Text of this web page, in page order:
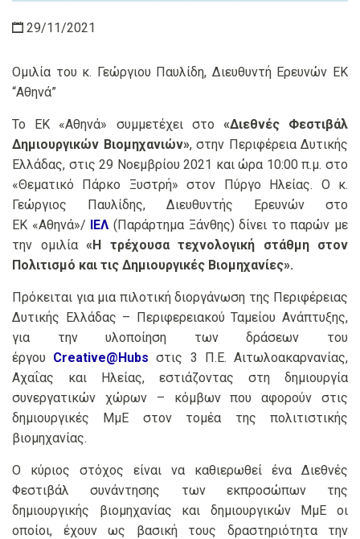
29/11/2021
Ομιλία του κ. Γεώργιου Παυλίδη, Διευθυντή Ερευνών ΕΚ
“Αθηνά”
Το ΕΚ «Αθηνά» συμμετέχει στο «Διεθνές Φεστιβάλ
Δημιουργικών Βιομηχανιών», στην Περιφέρεια Δυτικής
Ελλάδας, στις 29 Νοεμβρίου 2021 και ώρα 10:00 π.μ. στο
«Θεματικό Πάρκο Ξυστρή» στον Πύργο Ηλείας. Ο κ.
Γεώργιος Παυλίδης, Διευθυντής Ερευνών στο
ΕΚ «Αθηνά»/ ΙΕΛ (Παράρτημα Ξάνθης) δίνει το παρών με
την ομιλία «Η τρέχουσα τεχνολογική στάθμη στον
Πολιτισμό και τις Δημιουργικές Βιομηχανίες».
Πρόκειται για μια πιλοτική διοργάνωση της Περιφέρειας
Δυτικής Ελλάδας – Περιφερειακού Ταμείου Ανάπτυξης,
για την υλοποίηση των δράσεων του
έργου Creative@Hubsστις 3 Π.Ε. Αιτωλοακαρνανίας,
Αχαΐας και Ηλείας, εστιάζοντας στη δημιουργία
συνεργατικών χώρων – κόμβων που αφορούν στις
δημιουργικές ΜμΕ στον τομέα της πολιτιστικής
βιομηχανίας.
Ο κύριος στόχος είναι να καθιερωθεί ένα Διεθνές
Φεστιβάλ συνάντησης των εκπροσώπων της
δημιουργικής βιομηχανίας και δημιουργικών ΜμΕ οι
οποίοι, έχουν ως βασική τους δραστηριότητα την